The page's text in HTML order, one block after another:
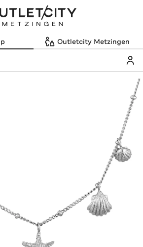
Outletcity Metzingen